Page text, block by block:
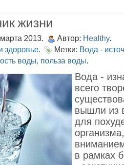
жизни
2013. Автор: Healthy.
здоровье. Метки: Вода -
воды, польза воды.
Вода -
всего
вышли из
для
в рамках